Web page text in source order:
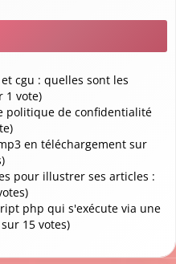
cgu : quelles sont les
1 vote)
politique de confidentialité
en téléchargement sur
pour illustrer ses articles :
php qui s'exécute via une
15 votes)